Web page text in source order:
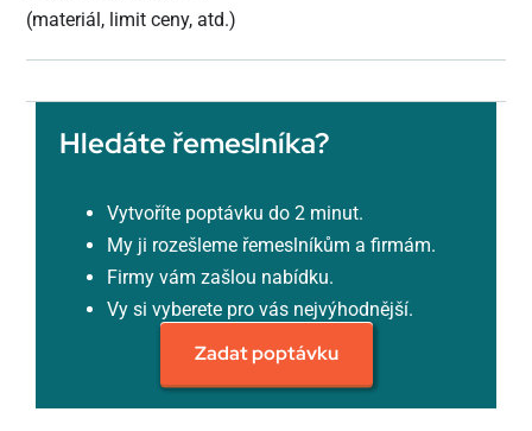
(materiál, limit ceny, atd.)
Hledáte řemeslníka?
Vytvoříte poptávku do 2 minut.
My ji rozešleme řemeslníkům a firmám.
Firmy vám zašlou nabídku.
Vy si vyberete pro vás nejvýhodnější.
Zadat poptávku